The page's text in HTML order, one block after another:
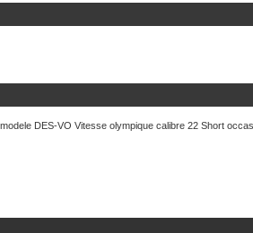
DES-VO Vitesse olympique calibre 22 Short